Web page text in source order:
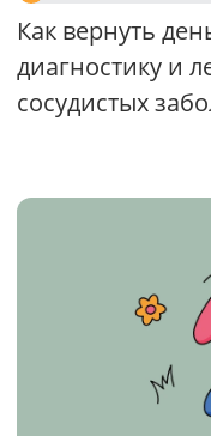
Как вернуть
диагностику и
сосудистых